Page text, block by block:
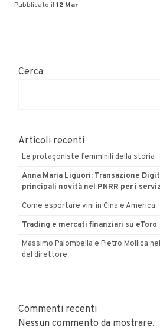
Pubblicato il 12 Mar
Cerca
Articoli recenti
Le protagoniste femminili della storia
Anna Maria Liguori: Transazione
principali novità nel PNRR per i
Come esportare vini in Cina e America
Trading e mercati finanziari su eToro
Massimo Palombella e Pietro Mollica
del direttore
Commenti recenti
Nessun commento da mostrare.